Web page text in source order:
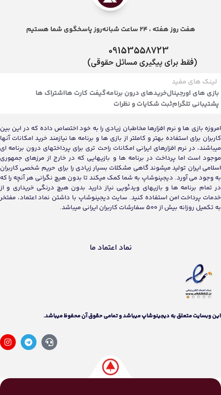
هفت روز هفته ، 24 ساعت شبانه‌روز پاسخگوی شما هستیم
09153558723
(فقط برای پیگیری مسائل حقوقی)
لینک های مفید
بازی های اورجینالخریدهای درون برنامهگیفت کارت هااشتراک ها
پشتیبانی تلگرامثبت شکایات و نظرات
امروزه بازی ها و نرم افزارها مخاطبان زیادی را به خود اختصاص داده که در این بین
کاربران برای استفاده بهتر و کاملتر از بازی ها و برنامه ها نیازمند خرید امکانات آنها
میباشند، در نرم افزارهای ایرانی امکانات راحت تری برای پرداختهای درون برنامه ای
موجود است اما پرداخت در برنامه ها و بازیهایی که در خارج از مرزهای جمهوری
اسلامی ایران تولید میشوند گاهی مشکلات بسیار زیادی را برای حریم شخصی کاربران
به وجود می آورد. دیجینوشاپ به شما کمک میکند تا بدون هیچ نگرانی هر آنچه را که
در تمام برنامه ها و بازیهای ویدئویی نیاز دارید بدون هیچ درنگی خریداری و از
خدمات پرداخت امن استفاده کنید. سایت دیجینوشاپ با داشتن نماد اعتماد، مفتخر
به تکمیل روزانه بیش از 500 سفارشات کاربران ایرانی میباشد.
نماد اعتماد ما
اين وبسايت متعلق به دیجینوشاپ ميباشد و تمامی حقوق آن محفوظ ميباشد.